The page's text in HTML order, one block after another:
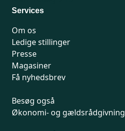
Services
Om os
Ledige stillinger
Presse
Magasiner
Få nyhedsbrev
Besøg også
Økonomi- og gældsrådgivning